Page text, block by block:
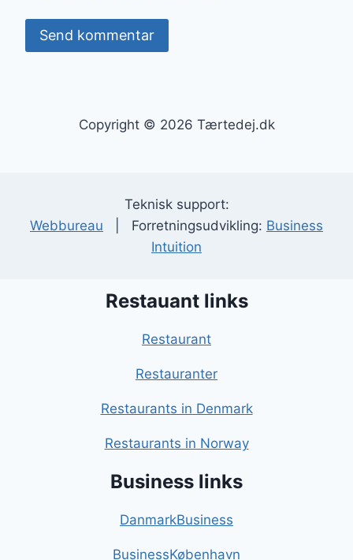
Copyright © 2026 Tærtedej.dk
Teknisk support:
Webbureau | Forretningsudvikling: Business
Intuition
Restauant links
Restaurant
Restauranter
Restaurants in Denmark
Restaurants in Norway
Business links
DanmarkBusiness
BusinessKøbenhavn